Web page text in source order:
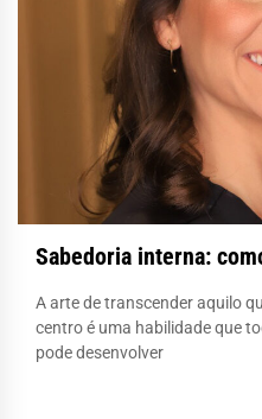
Sabedoria interna:
A arte de transcender aquilo
centro é uma habilidade que
pode desenvolver